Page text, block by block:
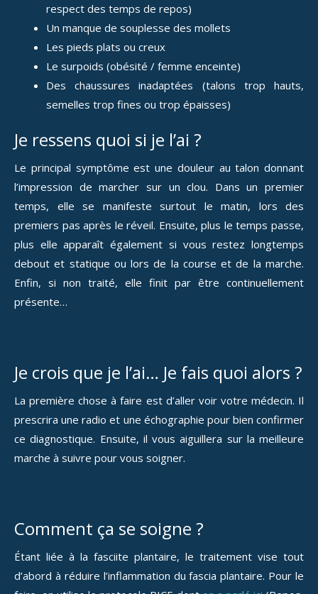
respect des temps de repos)
Un manque de souplesse des mollets
Les pieds plats ou creux
Le surpoids (obésité / femme enceinte)
Des chaussures inadaptées (talons trop hauts,
semelles trop fines ou trop épaisses)
Je ressens quoi si je l’ai ?
Le principal symptôme est une douleur au talon donnant
l’impression de marcher sur un clou. Dans un premier
temps, elle se manifeste surtout le matin, lors des
premiers pas après le réveil. Ensuite, plus le temps passe,
plus elle apparaît également si vous restez longtemps
debout et statique ou lors de la course et de la marche.
Enfin, si non traité, elle finit par être continuellement
présente…
Je crois que je l’ai… Je fais quoi alors ?
La première chose à faire est d’aller voir votre médecin. Il
prescrira une radio et une échographie pour bien confirmer
ce diagnostique. Ensuite, il vous aiguillera sur la meilleure
marche à suivre pour vous soigner.
Comment ça se soigne ?
Étant liée à la fasciite plantaire, le traitement vise tout
d’abord à réduire l’inflammation du fascia plantaire. Pour le